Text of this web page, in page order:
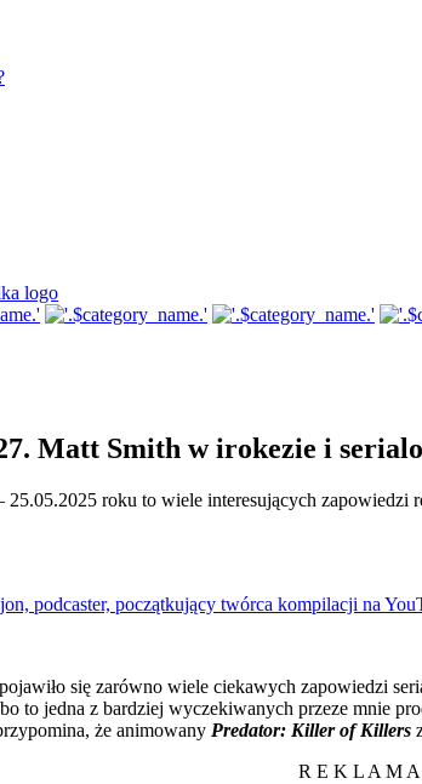
Matt Smith w irokezie i
25.05.2025 roku to wiele interesujących
podcaster, początkujący twórca kompilacji na
się zarówno wiele ciekawych zapowiedzi
to jedna z bardziej wyczekiwanych przeze mnie
że animowany Predator: Killer of Killers
R E K L A M A